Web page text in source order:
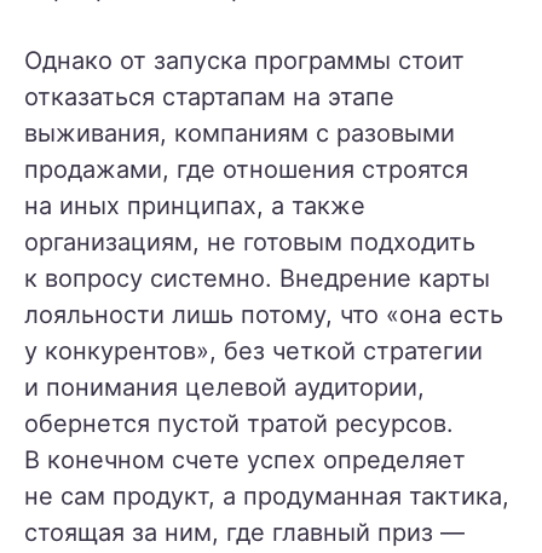
Однако от запуска программы стоит
отказаться стартапам на этапе
выживания, компаниям с разовыми
продажами, где отношения строятся
на иных принципах, а также
организациям, не готовым подходить
к вопросу системно. Внедрение карты
лояльности лишь потому, что «она есть
у конкурентов», без четкой стратегии
и понимания целевой аудитории,
обернется пустой тратой ресурсов.
В конечном счете успех определяет
не сам продукт, а продуманная тактика,
стоящая за ним, где главный приз —